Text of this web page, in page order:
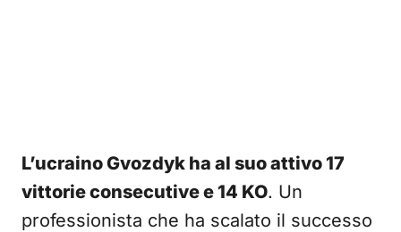
L’ucraino Gvozdyk ha al suo attivo 17
vittorie consecutive e 14 KO. Un
professionista che ha scalato il successo